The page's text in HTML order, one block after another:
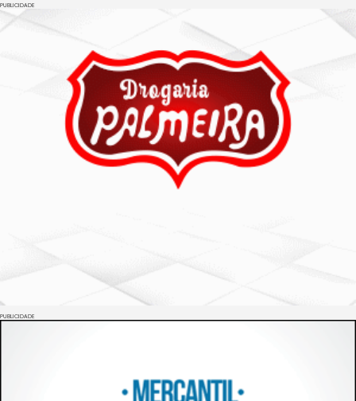
PUBLICIDADE
PUBLICIDADE